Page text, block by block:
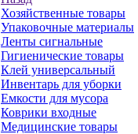
Хозяйственные товары
Упаковочные материалы
Ленты сигнальные
Гигиенические товары
Клей универсальный
Инвентарь для уборки
Емкости для мусора
Коврики входные
Медицинские товары